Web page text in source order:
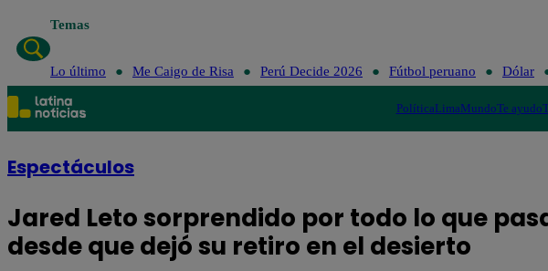
Temas
Lo último Me Caigo de Risa Perú Decide 2026 Fútbol peruano Dólar
PolíticaLimaMundoTe ayudo
Espectáculos
Jared Leto sorprendido por todo lo que
desde que dejó su retiro en el desierto